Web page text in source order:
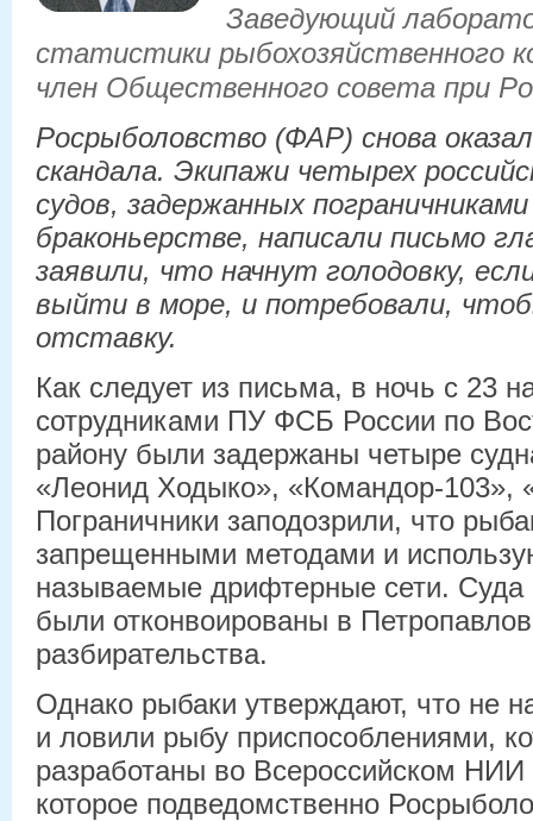
Заведующий
статистики рыбохозяйственного
член Общественного совета при
Росрыболовство (ФАР) снова
скандала. Экипажи четырех
судов, задержанных
браконьерстве, написали письмо
заявили, что начнут голодовку,
выйти в море, и потребовали,
отставку.
Как следует из письма, в ночь с 23
сотрудниками ПУ ФСБ России по
району были задержаны четыре
«Леонид Ходыко», «Командор-103»,
Пограничники заподозрили, что
запрещенными методами и
называемые дрифтерные сети. Суда
были отконвоированы в
разбирательства.
Однако рыбаки утверждают, что не
и ловили рыбу приспособлениями,
разработаны во Всероссийском НИИ
которое подведомственно